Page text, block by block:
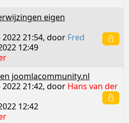
eigen
21:54, door Fred
12:49
joomlacommunity.nl
21:42, door Hans van der
12:42